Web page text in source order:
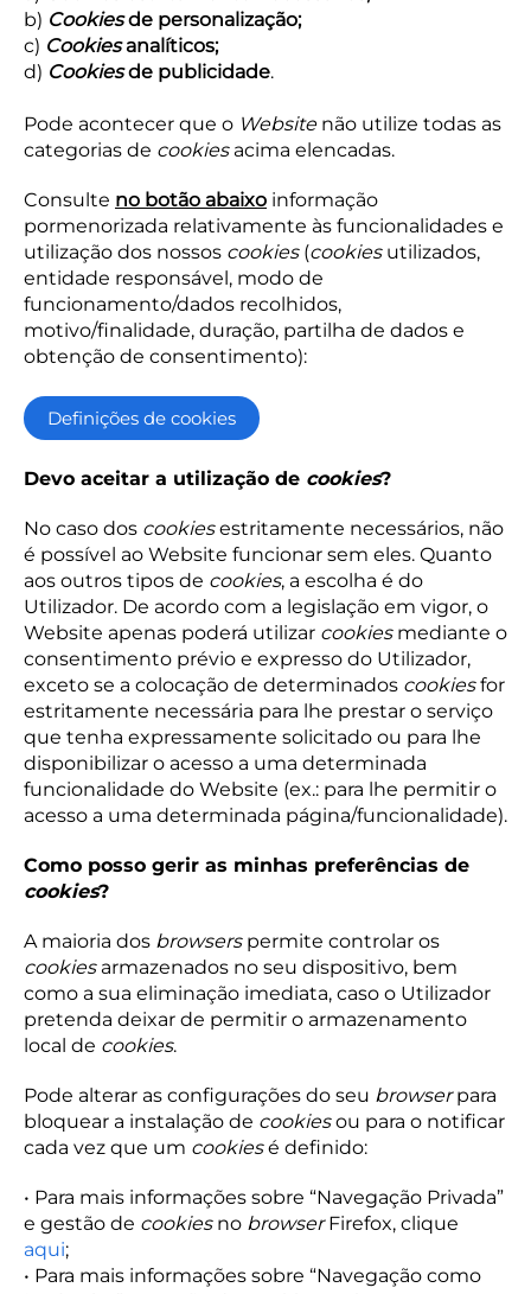
b) Cookiesde personalização;
c) Cookiesanalíticos;
d) Cookiesde publicidade.
Pode acontecer que o Websitenão utilize todas as
categorias de cookiesacima elencadas.
Consulte no botão abaixo informação
pormenorizada relativamente às funcionalidades e
utilização dos nossos cookies(cookiesutilizados,
entidade responsável, modo de
funcionamento/dados recolhidos,
motivo/finalidade, duração, partilha de dados e
obtenção de consentimento):
Definições de cookies
Devo aceitar a utilização de cookies?
No caso dos cookiesestritamente necessários, não
é possível ao Website funcionar sem eles. Quanto
aos outros tipos de cookies, a escolha é do
Utilizador. De acordo com a legislação em vigor, o
Website apenas poderá utilizar cookiesmediante o
consentimento prévio e expresso do Utilizador,
exceto se a colocação de determinados cookiesfor
estritamente necessária para lhe prestar o serviço
que tenha expressamente solicitado ou para lhe
disponibilizar o acesso a uma determinada
funcionalidade do Website (ex.: para lhe permitir o
acesso a uma determinada página/funcionalidade).
Como posso gerir as minhas preferências de
cookies?
A maioria dos browserspermite controlar os
cookiesarmazenados no seu dispositivo, bem
como a sua eliminação imediata, caso o Utilizador
pretenda deixar de permitir o armazenamento
local de cookies.
Pode alterar as configurações do seu browserpara
bloquear a instalação de cookiesou para o notificar
cada vez que um cookiesé definido:
• Para mais informações sobre “Navegação Privada”
e gestão de cookiesno browserFirefox, clique
aqui;
• Para mais informações sobre “Navegação como